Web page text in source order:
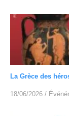
La Grèce des
18/06/2026 /